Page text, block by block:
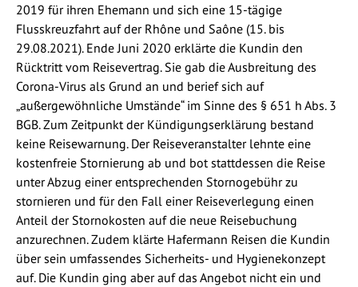
2019 für ihren Ehemann und sich eine 15-tägige
Flusskreuzfahrt auf der Rhône und Saône (15. bis
29.08.2021). Ende Juni 2020 erklärte die Kundin den
Rücktritt vom Reisevertrag. Sie gab die Ausbreitung des
Corona-Virus als Grund an und berief sich auf
„außergewöhnliche Umstände“ im Sinne des § 651 h Abs. 3
BGB. Zum Zeitpunkt der Kündigungserklärung bestand
keine Reisewarnung. Der Reiseveranstalter lehnte eine
kostenfreie Stornierung ab und bot stattdessen die Reise
unter Abzug einer entsprechenden Stornogebühr zu
stornieren und für den Fall einer Reiseverlegung einen
Anteil der Stornokosten auf die neue Reisebuchung
anzurechnen. Zudem klärte Hafermann Reisen die Kundin
über sein umfassendes Sicherheits- und Hygienekonzept
auf. Die Kundin ging aber auf das Angebot nicht ein und